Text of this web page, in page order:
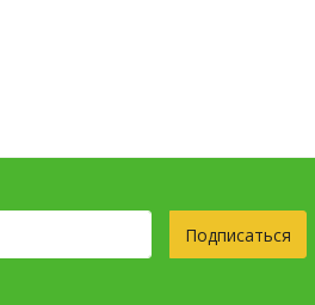
Подписаться